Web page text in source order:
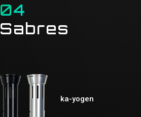
04
Sabres
ka-yogen